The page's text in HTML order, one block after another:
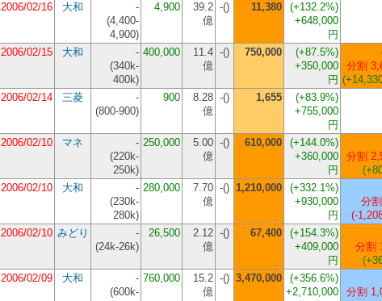
2006/02/16 大和
-
(4,400-
4,900)
4,900
39.2
億
-() 11,380
(+132.2%)
+648,000
円
2006/02/15 大和
-
(340k-
400k)
400,000
11.4
億
-() 750,000
(+87.5%)
+350,000
円
分割
2006/02/14 三菱
-
(800-900)
900
8.28
億
-() 1,655
(+83.9%)
+755,000
円
2006/02/10 マネ
-
(220k-
250k)
250,000
5.00
億
-() 610,000
(+144.0%)
+360,000
円
分割
2006/02/10 大和
-
(230k-
280k)
280,000
7.70
億
-() 1,210,000
(+332.1%)
+930,000
円
分
(-
2006/02/10 みどり
-
(24k-26k)
26,500
2.12
億
-() 67,400
(+154.3%)
+409,000
円
分割
2006/02/09 大和
-
(600k-
760,000
15.2
億
-() 3,470,000
(+356.6%)
+2,710,000
分割